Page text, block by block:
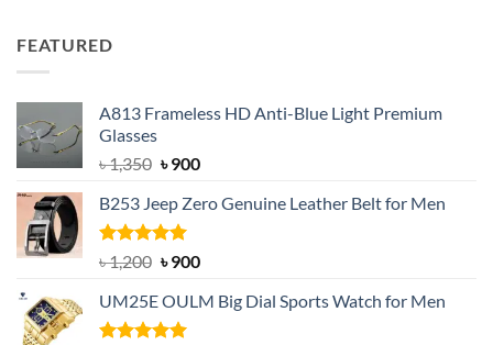
FEATURED
A813 Frameless HD Anti-Blue Light Premium
Glasses
৳1,350 Original
was:
৳ 1,350.
৳900Current
is:
B253 Jeep Zero Genuine Leather Belt for Men
Rated5.00
out of 5
৳1,200 Original
was:
৳ 1,200.
৳900Current
is:
UM25E OULM Big Dial Sports Watch for Men